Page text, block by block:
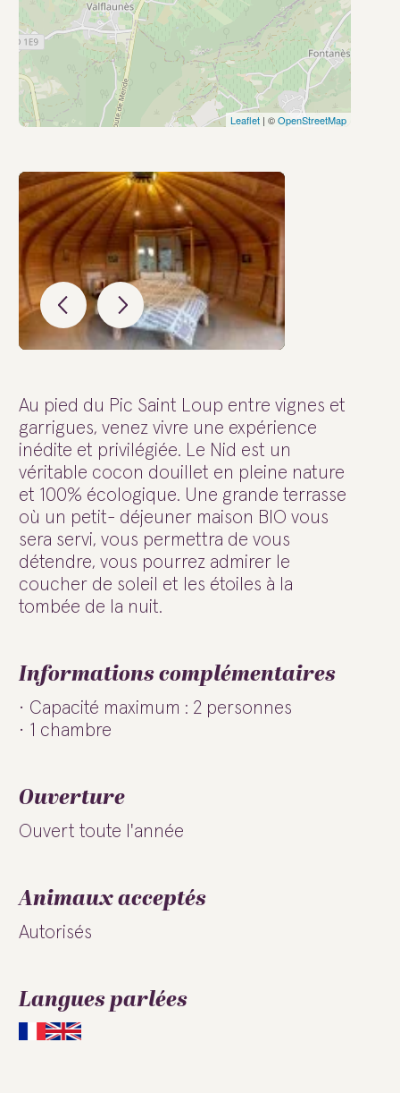
Leaflet | ©OpenStreetMap
Au pied du Pic Saint Loup entre vignes et
garrigues, venez vivre une expérience
inédite et privilégiée. Le Nid est un
véritable cocon douillet en pleine nature
et 100% écologique. Une grande terrasse
où un petit- déjeuner maison BIO vous
sera servi, vous permettra de vous
détendre, vous pourrez admirer le
coucher de soleil et les étoiles à la
tombée de la nuit.
Informations complémentaires
Capacité maximum : 2 personnes
1 chambre
Ouverture
Ouvert toute l'année
Animaux acceptés
Autorisés
Langues parlées